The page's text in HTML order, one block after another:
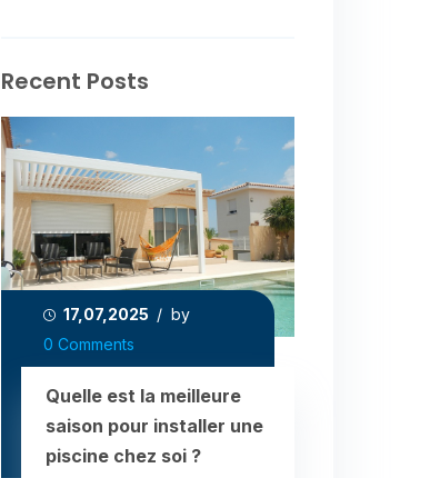
Recent Posts
17,07,2025 / by
0 Comments
Quelle est la meilleure
saison pour installer une
piscine chez soi ?